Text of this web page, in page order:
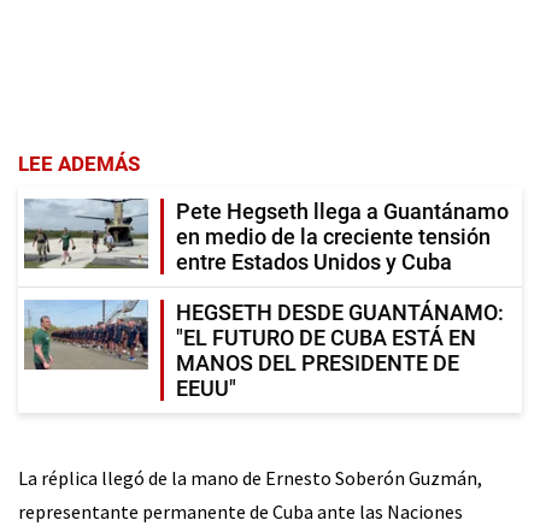
LEE ADEMÁS
Pete Hegseth llega a Guantánamo
en medio de la creciente tensión
entre Estados Unidos y Cuba
HEGSETH DESDE GUANTÁNAMO:
"EL FUTURO DE CUBA ESTÁ EN
MANOS DEL PRESIDENTE DE
EEUU"
La réplica llegó de la mano de Ernesto Soberón Guzmán,
representante permanente de Cuba ante las Naciones